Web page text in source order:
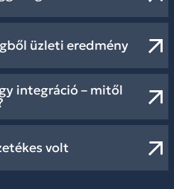
üzleti eredmény
integráció – mitől
volt